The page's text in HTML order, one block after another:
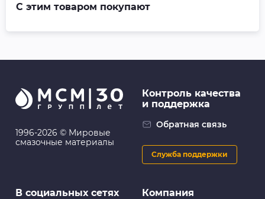
С этим товаром покупают
1996-2026 © Мировые
смазочные материалы
Компания
Контроль качества
и поддержка
Обратная связь
Служба поддержки
В социальных сетях